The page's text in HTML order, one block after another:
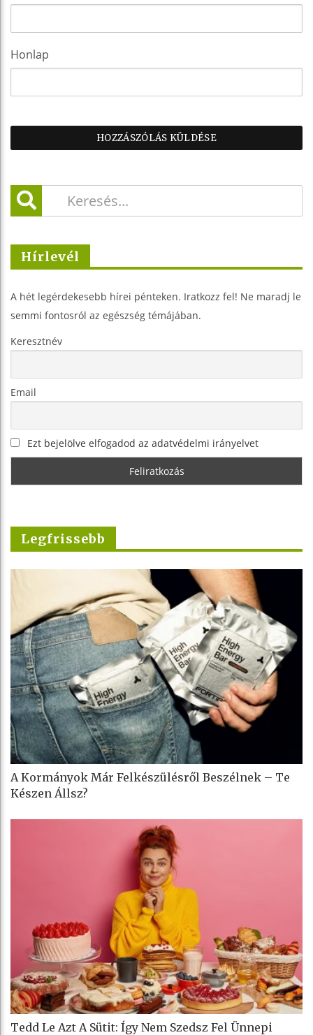
Honlap
Hírlevél
A hét legérdekesebb hírei pénteken. Iratkozz fel! Ne maradj le
semmi fontosról az egészség témájában.
Keresztnév
Email
Ezt bejelölve elfogadod az adatvédelmi irányelvet
Legfrissebb
A Kormányok Már Felkészülésről Beszélnek – Te
Készen Állsz?
Tedd Le Azt A Sütit: Így Nem Szedsz Fel Ünnepi